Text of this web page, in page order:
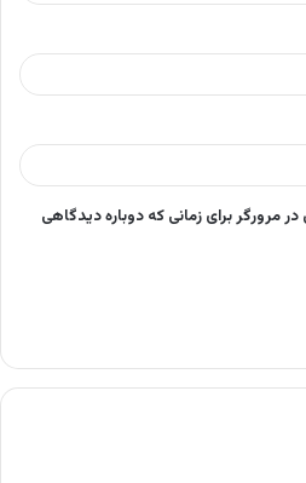
مرورگر برای زمانی که دوباره دیدگاهی